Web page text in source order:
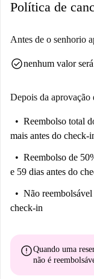
Política de
Antes de o senhorio
check_circlenenhum valor
Depois da aprovação
Reembolso total
mais antes do check-
Reembolso de
e 59 dias antes do
Não reembolsável
check-in
errorQuando uma
não é